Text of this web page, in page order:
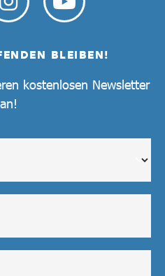
BLEIBEN!
kostenlosen Newsletter
an!